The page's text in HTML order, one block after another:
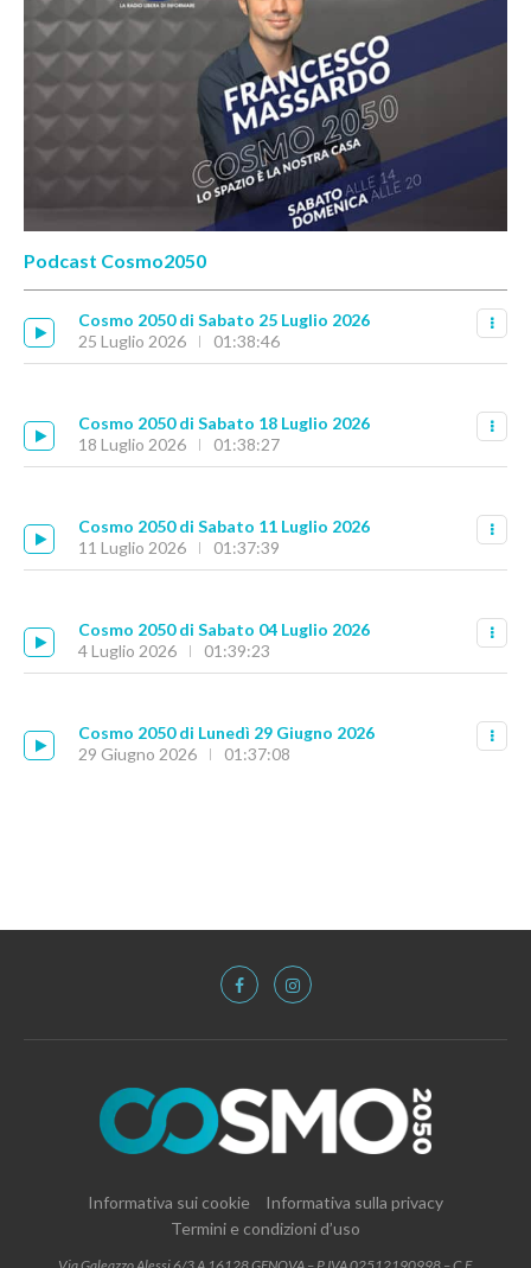
Podcast Cosmo2050
Cosmo 2050 di Sabato 25 Luglio 2026
25 Luglio 2026
01:38:46
Cosmo 2050 di Sabato 18 Luglio 2026
18 Luglio 2026
01:38:27
Cosmo 2050 di Sabato 11 Luglio 2026
11 Luglio 2026
01:37:39
Cosmo 2050 di Sabato 04 Luglio 2026
4 Luglio 2026
01:39:23
Cosmo 2050 di Lunedì 29 Giugno 2026
29 Giugno 2026
01:37:08
Informativa sui cookie
Informativa sulla privacy
Termini e condizioni d’uso